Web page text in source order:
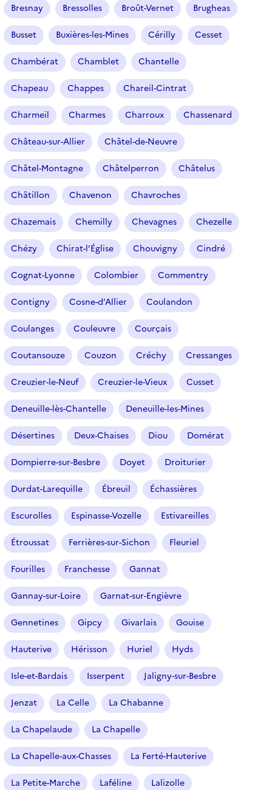
Bresnay Bressolles Broût-Vernet Brugheas
Busset Buxières-les-Mines Cérilly Cesset
Chambérat Chamblet Chantelle
Chapeau Chappes Chareil-Cintrat
Charmeil Charmes Charroux Chassenard
Château-sur-Allier Châtel-de-Neuvre
Châtel-Montagne Châtelperron Châtelus
Châtillon Chavenon Chavroches
Chazemais Chemilly Chevagnes Chezelle
Chézy Chirat-l’Église Chouvigny Cindré
Cognat-Lyonne Colombier Commentry
Contigny Cosne-d’Allier Coulandon
Coulanges Couleuvre Courçais
Coutansouze Couzon Créchy Cressanges
Creuzier-le-Neuf Creuzier-le-Vieux Cusset
Deneuille-lès-Chantelle Deneuille-les-Mines
Désertines Deux-Chaises Diou Domérat
Dompierre-sur-Besbre Doyet Droiturier
Durdat-Larequille Ébreuil Échassières
Escurolles Espinasse-Vozelle Estivareilles
Étroussat Ferrières-sur-Sichon Fleuriel
Fourilles Franchesse Gannat
Gannay-sur-Loire Garnat-sur-Engièvre
Gennetines Gipcy Givarlais Gouise
Hauterive Hérisson Huriel Hyds
Isle-et-Bardais Isserpent Jaligny-sur-Besbre
Jenzat La Celle La Chabanne
La Chapelaude La Chapelle
La Chapelle-aux-Chasses La Ferté-Hauterive
La Petite-Marche Laféline Lalizolle